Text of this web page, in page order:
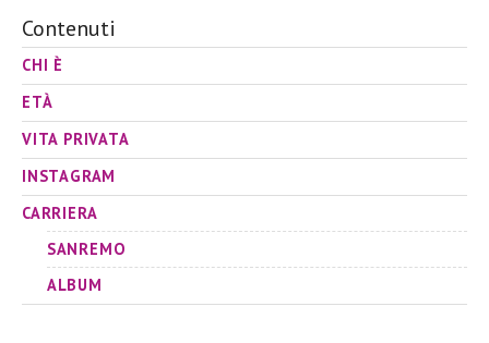
Contenuti
CHI È
ETÀ
VITA PRIVATA
INSTAGRAM
CARRIERA
SANREMO
ALBUM